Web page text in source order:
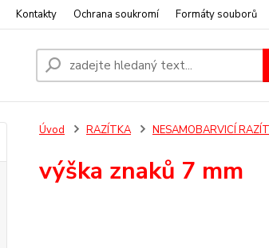
Kontakty Ochrana soukromí Formáty souborů
Úvod RAZÍTKA NESAMOBARVICÍ
výška znaků 7 mm